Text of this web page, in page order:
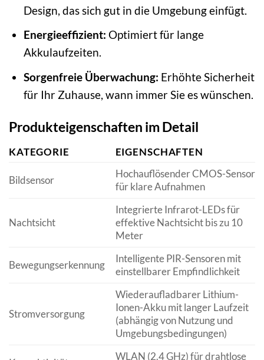
Design, das sich gut in die Umgebung einfügt.
Energieeffizient: Optimiert für lange
Akkulaufzeiten.
Sorgenfreie Überwachung: Erhöhte Sicherheit
für Ihr Zuhause, wann immer Sie es wünschen.
Produkteigenschaften im Detail
KATEGORIE EIGENSCHAFTEN
Bildsensor
Hochauflösender CMOS-Sensor
für klare Aufnahmen
Nachtsicht
Integrierte Infrarot-LEDs für
effektive Nachtsicht bis zu 10
Meter
Bewegungserkennung
Intelligente PIR-Sensoren mit
einstellbarer Empfindlichkeit
Stromversorgung
Wiederaufladbarer Lithium-
Ionen-Akku mit langer Laufzeit
(abhängig von Nutzung und
Umgebungsbedingungen)
WLAN (2.4 GHz) für drahtlose